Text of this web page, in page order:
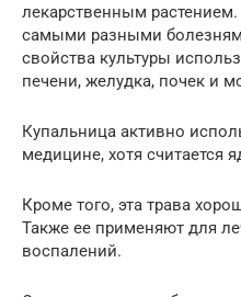
лекарственным
самыми разными
свойства культуры
печени, желудка, почек и
Купальница активно
медицине, хотя считается
Кроме того, эта трава
Также ее применяют для
воспалений.